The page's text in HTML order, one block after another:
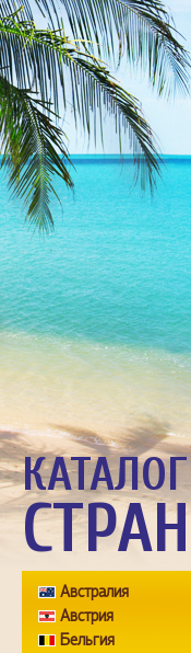
КАТАЛОГ
СТРАН
Австралия
Австрия
Бельгия